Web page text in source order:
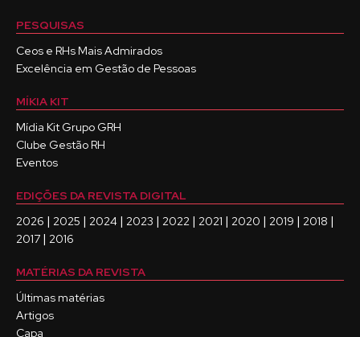
PESQUISAS
Ceos e RHs Mais Admirados
Excelência em Gestão de Pessoas
MÍKIA KIT
Mídia Kit Grupo GRH
Clube Gestão RH
Eventos
EDIÇÕES DA REVISTA DIGITAL
2026 | 2025 | 2024 | 2023 | 2022 | 2021 | 2020 | 2019 | 2018 |
2017 | 2016
MATÉRIAS DA REVISTA
Últimas matérias
Artigos
Capa